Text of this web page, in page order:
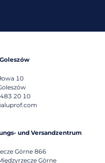
10
20 10
und Versandzentrum
Górne 866
Górne